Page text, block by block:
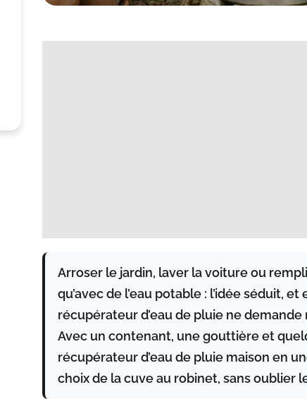
Arroser le jardin, laver la voiture ou
qu’avec de l’eau potable : l’idée séduit,
récupérateur d’eau de pluie ne demande
Avec un contenant, une gouttière et
récupérateur d’eau de pluie maison en
choix de la cuve au robinet, sans oublier